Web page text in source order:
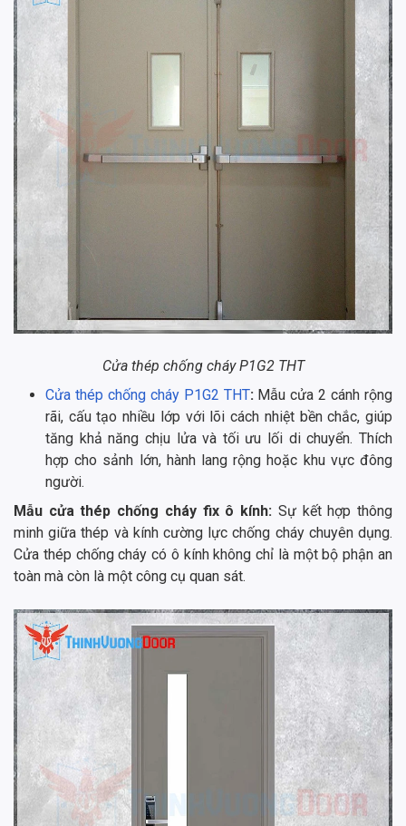
Cửa thép chống cháy P1G2 THT
Cửa thép chống cháy P1G2 THT: Mẫu cửa 2 cánh rộng
rãi, cấu tạo nhiều lớp với lõi cách nhiệt bền chắc, giúp
tăng khả năng chịu lửa và tối ưu lối di chuyển. Thích
hợp cho sảnh lớn, hành lang rộng hoặc khu vực đông
người.
Mẫu cửa thép chống cháy fix ô kính: Sự kết hợp thông
minh giữa thép và kính cường lực chống cháy chuyên dụng.
Cửa thép chống cháy có ô kính không chỉ là một bộ phận an
toàn mà còn là một công cụ quan sát.